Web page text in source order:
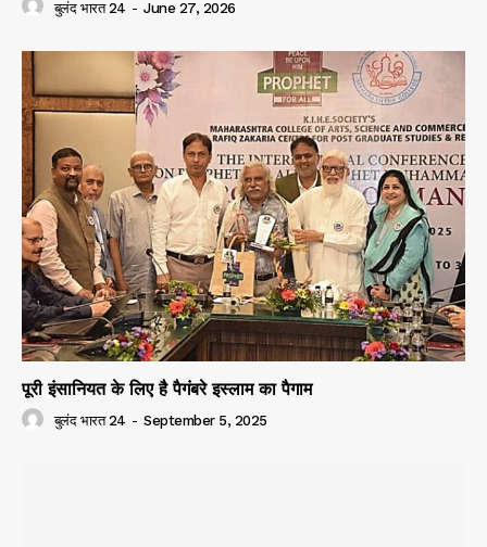
बुलंद भारत 24 - June 27, 2026
पूरी इंसानियत के लिए है पैगंबरे इस्लाम का पैगाम
बुलंद भारत 24 - September 5, 2025